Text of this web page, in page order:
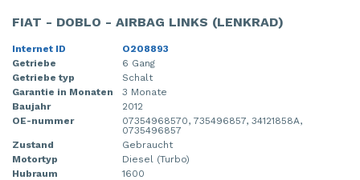
FIAT - DOBLO - AIRBAG LINKS (LENKRAD)
Internet ID
O208893
Getriebe
6 Gang
Getriebe typ
Schalt
Garantie in Monaten
3 Monate
Baujahr
2012
OE-nummer
07354968570, 735496857, 34121858A,
0735496857
Zustand
Gebraucht
Motortyp
Diesel (Turbo)
Hubraum
1600